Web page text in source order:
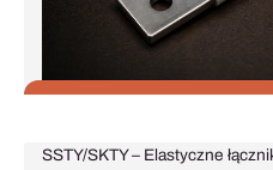
SSTY/SKTY – Elastyczne